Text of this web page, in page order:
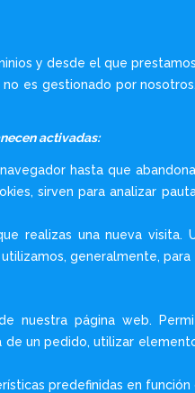
y desde el que
es gestionado por
activadas:
hasta que
sirven para analizar
realizas una nueva visita.
generalmente,
nuestra página web.
un pedido, utilizar
predefinidas en